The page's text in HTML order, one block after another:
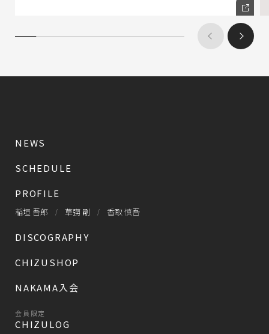
NEWS
SCHEDULE
PROFILE
稲垣 吾郎 草彅 剛 香取 慎吾
DISCOGRAPHY
CHIZUSHOP
NAKAMA入会
会員限定
CHIZULOG